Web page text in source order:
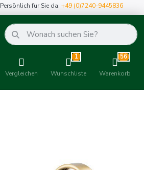
Persönlich für Sie da:+49 (0)7240-9445836
Vergleichen
1
Wunschliste
56
Warenkorb